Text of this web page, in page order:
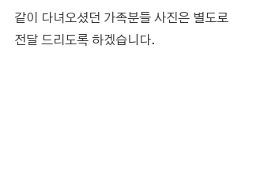
같이 다녀오셨던 가족분들 사진은 별도로
전달 드리도록 하겠습니다.